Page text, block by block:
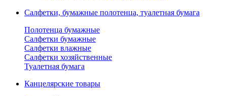
Салфетки, бумажные полотенца, туалетная бумага
Полотенца бумажные
Салфетки бумажные
Салфетки влажные
Салфетки хозяйственные
Туалетная бумага
Канцелярские товары